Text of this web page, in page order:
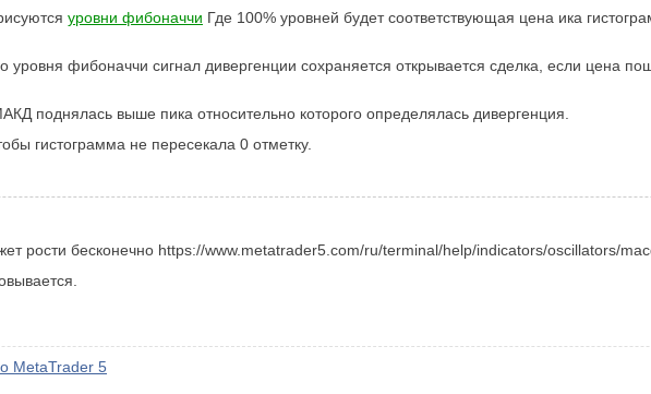
уровни фибоначчи Где 100% уровней будет соответствующая цена ика
фибоначчи сигнал дивергенции сохраняется открывается сделка, если цена
поднялась выше пика относительно которого определялась дивергенция.
гистограмма не пересекала 0 отметку.
рости бесконечно https://www.metatrader5.com/ru/terminal/help/indicators/oscillators/
MetaTrader 5